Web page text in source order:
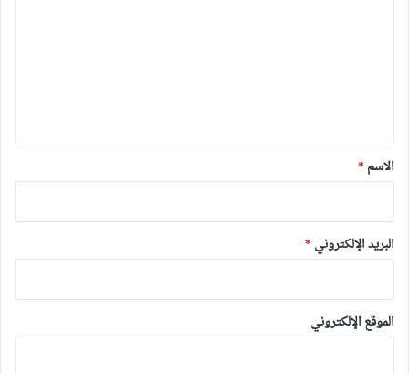
*
الاسم *
البريد الإلكتروني *
الموقع الإلكتروني